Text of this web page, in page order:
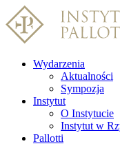
Wydarzenia
Aktualności
Sympozja
Instytut
O Instytucie
Instytut w
Pallotti